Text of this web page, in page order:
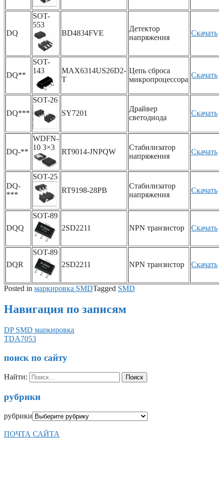
DQ
SOT-
553
BD4834FVE
Детектор
напряжения
Скачать
DQ**
SOT-
143
MAX6314US26D2-
T
Цепь сброса
микропроцессора
Скачать
DQ***
SOT-26
SY7201
Драйвер
светодиода
Скачать
DQ-**
WDFN-
10 3×3
RT9014-JNPQW
Стабилизатор
напряжения
Скачать
DQ-
***
SOT-25
RT9198-28PB
Стабилизатор
напряжения
Скачать
DQQ
SOT-89
2SD2211
NPN транзистор Скачать
DQR
SOT-89
2SD2211
NPN транзистор Скачать
Posted in маркировка SMDTagged SMD
Навигация по записям
DP SMD маркировка
TDA7053
поиск по сайту
Найти:
рубрики
рубрики
ПОЧТА САЙТА